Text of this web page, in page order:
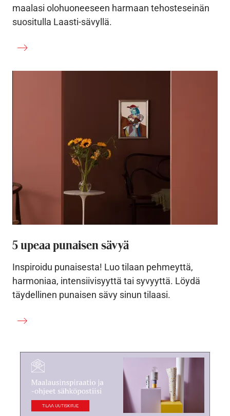
maalasi olohuoneeseen harmaan tehosteseinän
suositulla Laasti-sävyllä.
5 upeaa punaisen sävyä
Inspiroidu punaisesta! Luo tilaan pehmeyttä,
harmoniaa, intensiivisyyttä tai syvyyttä. Löydä
täydellinen punaisen sävy sinun tilaasi.